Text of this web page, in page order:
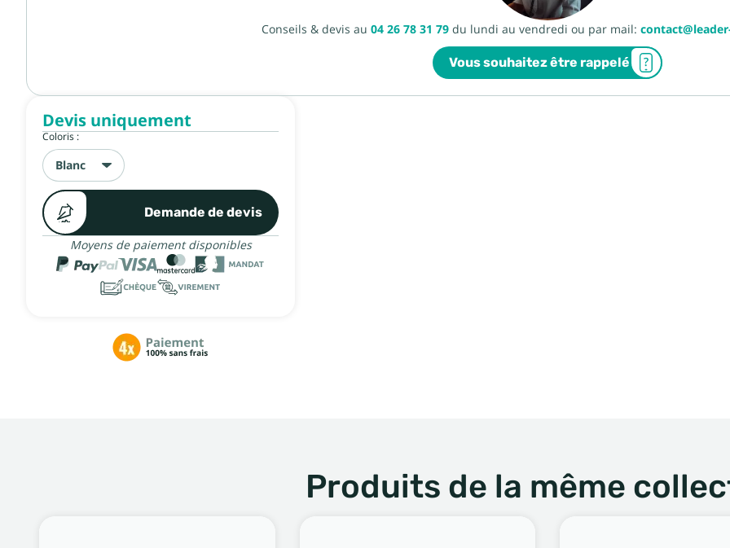
Devis uniquement
Coloris :
Blanc
Demande de devis
Moyens de paiement disponibles
Conseils & devis au 04 26 78 31 79du lundi au vendredi ou par mail:
Vous souhaitez être rappelé
Produits de la même